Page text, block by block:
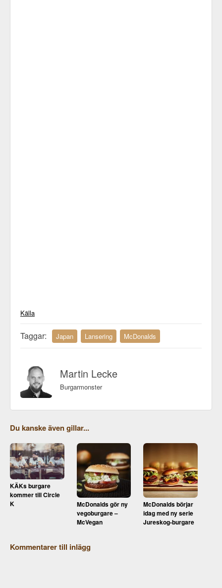
Källa
Taggar: Japan Lansering McDonalds
Martin Lecke
Burgarmonster
Du kanske även gillar...
KÄKs burgare
kommer till Circle
K
McDonalds gör ny
vegoburgare –
McVegan
McDonalds börjar
idag med ny serie
Jureskog-burgare
Kommentarer till inlägg